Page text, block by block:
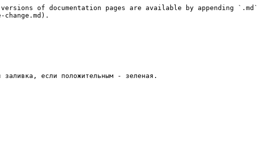
of documentation pages are available by appending `.md`
если положительным - зеленая.